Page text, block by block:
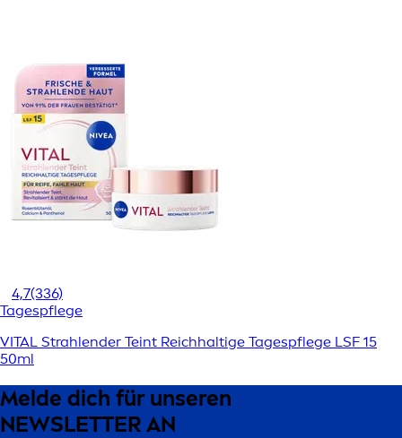
4,7(336)
Tagespflege
VITAL Strahlender Teint Reichhaltige Tagespflege LSF 15
50ml
Melde dich für unseren
NEWSLETTER AN